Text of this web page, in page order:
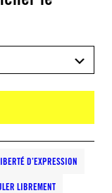
D’EXPRESSION
LIBREMENT